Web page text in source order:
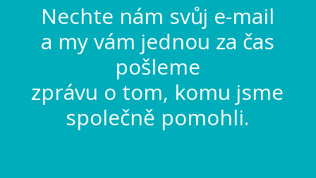
Nechte nám svůj e-mail
a my vám jednou za čas
pošleme
zprávu o tom, komu jsme
společně pomohli.